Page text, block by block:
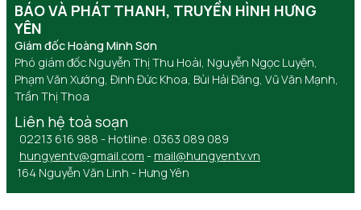
BÁO VÀ PHÁT THANH, TRUYỀN HÌNH HƯNG
YÊN
Giám đốc Hoàng Minh Sơn
Phó giám đốc Nguyễn Thị Thu Hoài, Nguyễn Ngọc Luyện,
Phạm Văn Xướng, Đinh Đức Khoa, Bùi Hải Đăng, Vũ Văn Mạnh,
Trần Thị Thoa
Liên hệ toà soạn
02213 616 988 - Hotline: 0363 089 089
hungyentv@gmail.com - mail@hungyentv.vn
164 Nguyễn Văn Linh - Hưng Yên